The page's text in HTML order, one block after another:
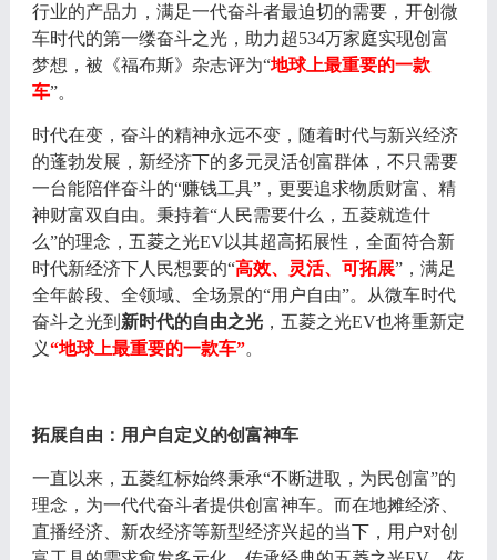
行业的产品力，满足一代奋斗者最迫切的需要，开创微
车时代的第一缕奋斗之光，助力超534万家庭实现创富
梦想，被《福布斯》杂志评为“地球上最重要的一款
车”。
时代在变，奋斗的精神永远不变，随着时代与新兴经济
的蓬勃发展，新经济下的多元灵活创富群体，不只需要
一台能陪伴奋斗的“赚钱工具”，更要追求物质财富、精
神财富双自由。秉持着“人民需要什么，五菱就造什
么”的理念，五菱之光EV以其超高拓展性，全面符合新
时代新经济下人民想要的“高效、灵活、可拓展”，满足
全年龄段、全领域、全场景的“用户自由”。从微车时代
奋斗之光到 新时代的自由之光，五菱之光EV也将重新定
义“地球上最重要的一款车”。
拓展自由：用户自定义的创富神车
一直以来，五菱红标始终秉承“不断进取，为民创富”的
理念，为一代代奋斗者提供创富神车。而在地摊经济、
直播经济、新农经济等新型经济兴起的当下，用户对创